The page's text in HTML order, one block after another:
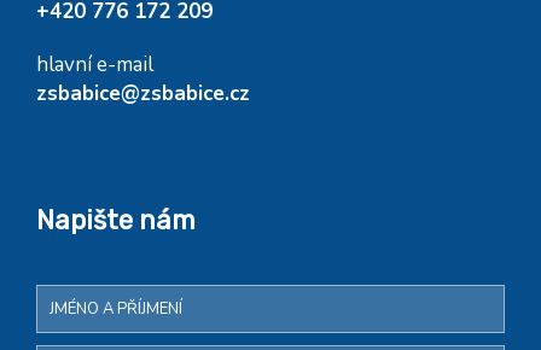
+420 776 172 209
hlavní e-mail
zsbabice@zsbabice.cz
Napište nám